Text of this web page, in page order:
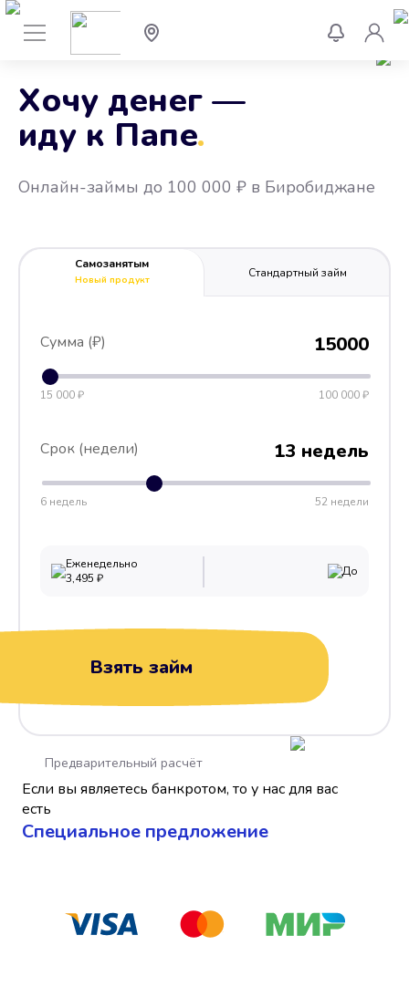
Хочу денег —
иду к Папе
.
Онлайн-займы до 100 000 ₽ в Биробиджане
Самозанятым
Новый продукт
Стандартный займ
Сумма (₽) 15000
15 000 ₽ 100 000 ₽
Срок (недели) 13 недель
6 недель 52 недели
Еженедельно
3,495 ₽ До
Взять займ
Если вы являетесь банкротом, то у нас для вас
есть
Cпециальное предложение
Предварительный расчёт